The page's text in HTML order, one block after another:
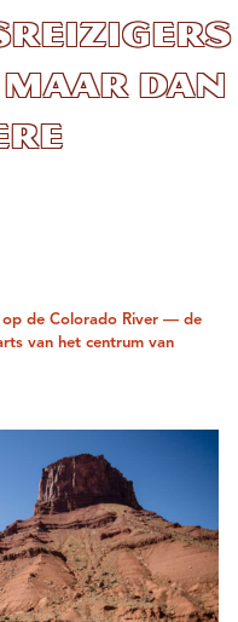
dan
op de Colorado River — de
van het centrum van